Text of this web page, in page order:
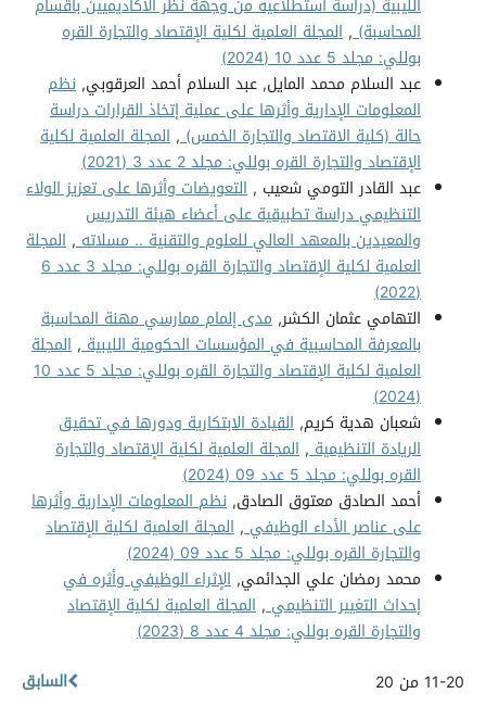
المحاسبة), المجلة العلمية لكلية الإقتصاد والتجارة القره
بوللي: مجلد 5 عدد 10 (2024)
عبد السلام محمد المايل, عبد السلام أحمد العرقوبي, نظم
المعلومات الإدارية وأثرها على عملية إتخاذ القرارات دراسة
حالة (كلية الاقتصاد والتجارة الخمس), المجلة العلمية لكلية
الإقتصاد والتجارة القره بوللي: مجلد 2 عدد 3 (2021)
عبد القادر التومي شعيب , التعويضات وأثرها على تعزيز الولاء
التنظيمي دراسة تطبيقية على أعضاء هيئة التدريس
والمعيدين بالمعهد العالي للعلوم والتقنية .. مسلاته, المجلة
العلمية لكلية الإقتصاد والتجارة القره بوللي: مجلد 3 عدد 6
(2022)
التهامي عثمان الكشر, مدى إلمام ممارسي مهنة المحاسبة
بالمعرفة المحاسبية في المؤسسات الحكومية الليبية, المجلة
العلمية لكلية الإقتصاد والتجارة القره بوللي: مجلد 5 عدد 10
(2024)
شعبان هدية كريم, القيادة الابتكارية ودورها في تحقيق
الريادة التنظيمية, المجلة العلمية لكلية الإقتصاد والتجارة
القره بوللي: مجلد 5 عدد 09 (2024)
أحمد الصادق معتوق الصادق, نظم المعلومات الإدارية وأثرها
على عناصر الأداء الوظيفي, المجلة العلمية لكلية الإقتصاد
والتجارة القره بوللي: مجلد 5 عدد 09 (2024)
محمد رمضان علي الجدائمي, الإثراء الوظيفي وأثره في
إحداث التغيير التنظيمي, المجلة العلمية لكلية الإقتصاد
والتجارة القره بوللي: مجلد 4 عدد 8 (2023)
السابق
11-20 من 20